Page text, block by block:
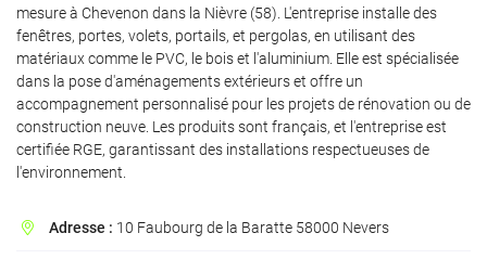
 Recopier le code ci-contre
 Rafraîchir le captcha
En cochant cette case, vous consentez à recevoir nos propositions commerciales à
l'adresse email indiqué ci-dessus. Vous pouvez vous désinscrire à tout moment en
mesure à Chevenon dans la Nièvre (58). L'entreprise installe des
fenêtres, portes, volets, portails, et pergolas, en utilisant des
matériaux comme le PVC, le bois et l'aluminium. Elle est spécialisée
dans la pose d'aménagements extérieurs et offre un
accompagnement personnalisé pour les projets de rénovation ou de
construction neuve. Les produits sont français, et l'entreprise est
certifiée RGE, garantissant des installations respectueuses de
l'environnement.
 Adresse : 10 Faubourg de la Baratte 58000 Nevers